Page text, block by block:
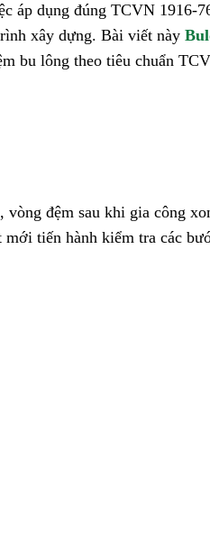
áp dụng đúng TCVN 1916-
xây dựng. Bài viết này
bu lông theo tiêu chuẩn
vòng đệm sau khi gia công
tiến hành kiểm tra các